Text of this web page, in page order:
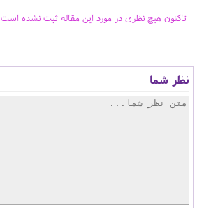
تاکنون هیچ نظری در مورد این مقاله ثبت نشده است
نظر شما